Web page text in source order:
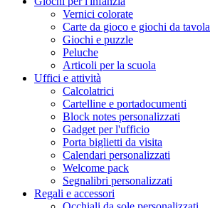
Vernici colorate
Carte da gioco e giochi da tavola
Giochi e puzzle
Peluche
Articoli per la scuola
Uffici e attività
Calcolatrici
Cartelline e portadocumenti
Block notes personalizzati
Gadget per l'ufficio
Porta biglietti da visita
Calendari personalizzati
Welcome pack
Segnalibri personalizzati
Regali e accessori